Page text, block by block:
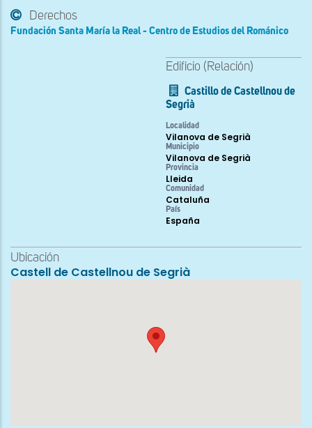
Derechos
Fundación Santa María la Real - Centro de Estudios del Románico
Edificio (Relación)
Castillo de Castellnou de
Segrià
Localidad
Vilanova de Segrià
Municipio
Vilanova de Segrià
Provincia
Lleida
Comunidad
Cataluña
País
España
Ubicación
Castell de Castellnou de Segrià